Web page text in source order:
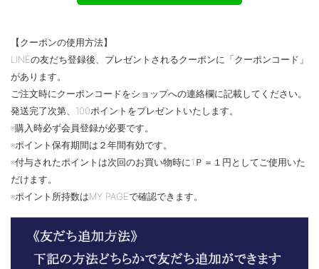
【クーポンの使用方法】
LINEの友だち登録後、プレゼントされるクーポンに「クーポンコード」
があります。
ご注文時にクーポンコードをショップへの連絡欄に記載してください。
発送完了次第、100ポイントをプレゼントいたします。
※購入時必ず会員登録が必要です。
※ポイント保有期間は２年間有効です。
※付与されたポイントは次回のお買い物時に1Ｐ＝１円としてご使用いた
だけます。
※ポイント所持数はMY PAGEで確認できます。